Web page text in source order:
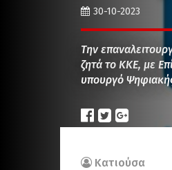
30-10-2023
Την
ζητά το ΚΚΕ, με
υπουργό
Κατιούσα